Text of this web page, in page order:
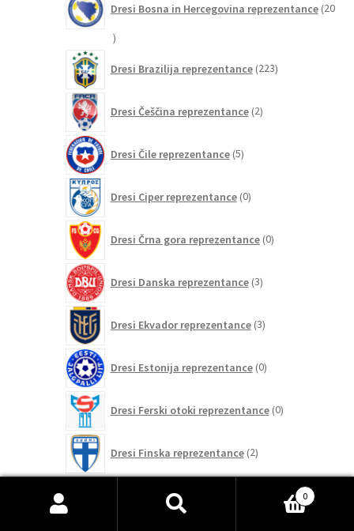
Dresi Bosna in Hercegovina reprezentance 20
20
Dresi Brazilija reprezentance 223izdelkov
Dresi Češčina reprezentance 2izdelka
Dresi Čile reprezentance 5izdelkov
Dresi Ciper reprezentance 0izdelkov
Dresi Črna gora reprezentance 0izdelkov
Dresi Danska reprezentance 3izdelki
Dresi Ekvador reprezentance 3izdelki
Dresi Estonija reprezentance 0izdelkov
Dresi Ferski otoki reprezentance 0izdelkov
Dresi Finska reprezentance 2izdelka
Dresi Francija reprezentance
izdelkov
0